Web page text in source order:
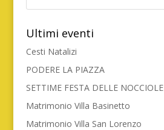
Ultimi eventi
Cesti Natalizi
PODERE LA PIAZZA
SETTIME FESTA DELLE NOCCIOLE
Matrimonio Villa Basinetto
Matrimonio Villa San Lorenzo